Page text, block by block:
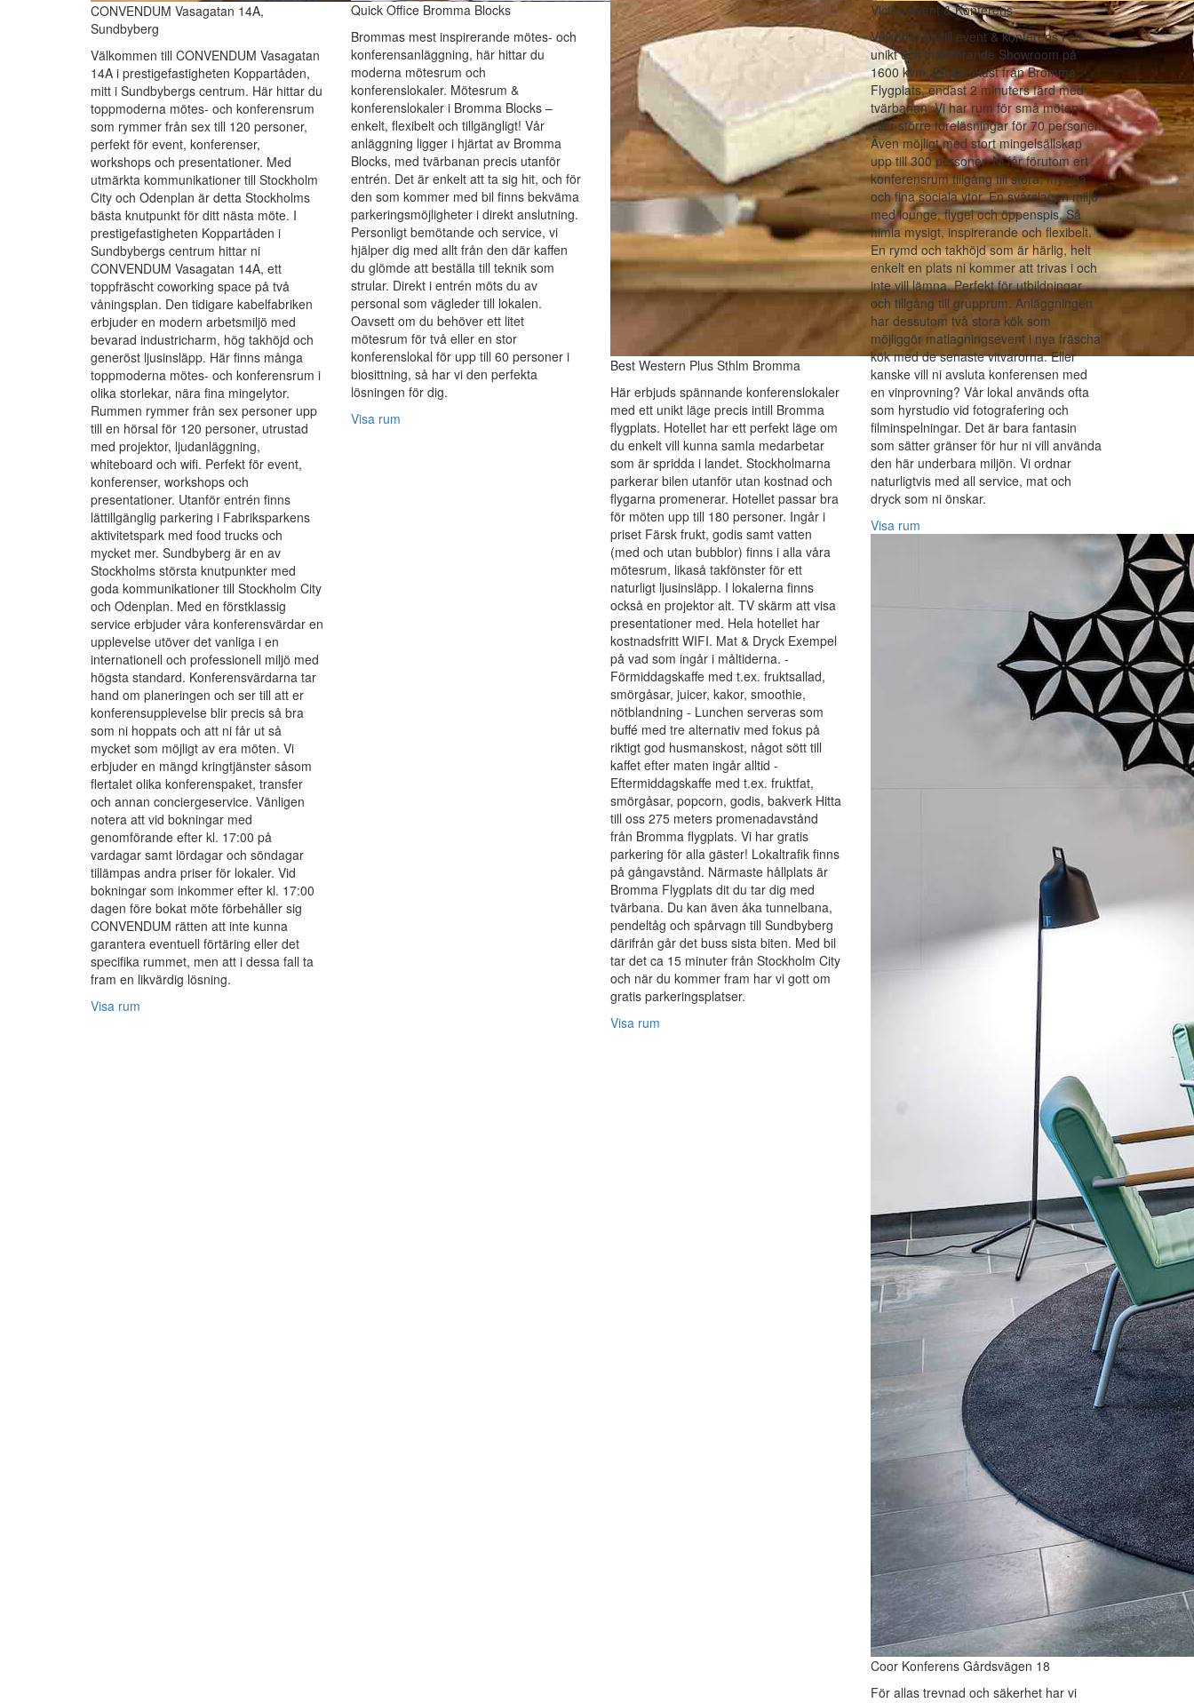
CONVENDUM Vasagatan 14A,
Sundbyberg
Välkommen till CONVENDUM Vasagatan
14A i prestigefastigheten Koppartåden,
mitt i Sundbybergs centrum. Här hittar du
toppmoderna mötes- och konferensrum
som rymmer från sex till 120 personer,
perfekt för event, konferenser,
workshops och presentationer. Med
utmärkta kommunikationer till Stockholm
City och Odenplan är detta Stockholms
bästa knutpunkt för ditt nästa möte. I
prestigefastigheten Koppartåden i
Sundbybergs centrum hittar ni
CONVENDUM Vasagatan 14A, ett
toppfräscht coworking space på två
våningsplan. Den tidigare kabelfabriken
erbjuder en modern arbetsmiljö med
bevarad industricharm, hög takhöjd och
generöst ljusinsläpp. Här finns många
toppmoderna mötes- och konferensrum i
olika storlekar, nära fina mingelytor.
Rummen rymmer från sex personer upp
till en hörsal för 120 personer, utrustad
med projektor, ljudanläggning,
whiteboard och wifi. Perfekt för event,
konferenser, workshops och
presentationer. Utanför entrén finns
lättillgänglig parkering i Fabriksparkens
aktivitetspark med food trucks och
mycket mer. Sundbyberg är en av
Stockholms största knutpunkter med
goda kommunikationer till Stockholm City
och Odenplan. Med en förstklassig
service erbjuder våra konferensvärdar en
upplevelse utöver det vanliga i en
internationell och professionell miljö med
högsta standard. Konferensvärdarna tar
hand om planeringen och ser till att er
konferensupplevelse blir precis så bra
som ni hoppats och att ni får ut så
mycket som möjligt av era möten. Vi
erbjuder en mängd kringtjänster såsom
flertalet olika konferenspaket, transfer
och annan conciergeservice. Vänligen
notera att vid bokningar med
genomförande efter kl. 17:00 på
vardagar samt lördagar och söndagar
tillämpas andra priser för lokaler. Vid
bokningar som inkommer efter kl. 17:00
dagen före bokat möte förbehåller sig
CONVENDUM rätten att inte kunna
garantera eventuell förtäring eller det
specifika rummet, men att i dessa fall ta
fram en likvärdig lösning.
Visa rum
Quick Office Bromma Blocks
Brommas mest inspirerande mötes- och
konferensanläggning, här hittar du
moderna mötesrum och
konferenslokaler. Mötesrum &
konferenslokaler i Bromma Blocks –
enkelt, flexibelt och tillgängligt! Vår
anläggning ligger i hjärtat av Bromma
Blocks, med tvärbanan precis utanför
entrén. Det är enkelt att ta sig hit, och för
den som kommer med bil finns bekväma
parkeringsmöjligheter i direkt anslutning.
Personligt bemötande och service, vi
hjälper dig med allt från den där kaffen
du glömde att beställa till teknik som
strular. Direkt i entrén möts du av
personal som vägleder till lokalen.
Oavsett om du behöver ett litet
mötesrum för två eller en stor
konferenslokal för upp till 60 personer i
biosittning, så har vi den perfekta
lösningen för dig.
Visa rum
Best Western Plus Sthlm Bromma
Här erbjuds spännande konferenslokaler
med ett unikt läge precis intill Bromma
flygplats. Hotellet har ett perfekt läge om
du enkelt vill kunna samla medarbetar
som är spridda i landet. Stockholmarna
parkerar bilen utanför utan kostnad och
flygarna promenerar. Hotellet passar bra
för möten upp till 180 personer. Ingår i
priset Färsk frukt, godis samt vatten
(med och utan bubblor) finns i alla våra
mötesrum, likaså takfönster för ett
naturligt ljusinsläpp. I lokalerna finns
också en projektor alt. TV skärm att visa
presentationer med. Hela hotellet har
kostnadsfritt WIFI. Mat & Dryck Exempel
på vad som ingår i måltiderna. -
Förmiddagskaffe med t.ex. fruktsallad,
smörgåsar, juicer, kakor, smoothie,
nötblandning - Lunchen serveras som
buffé med tre alternativ med fokus på
riktigt god husmanskost, något sött till
kaffet efter maten ingår alltid -
Eftermiddagskaffe med t.ex. fruktfat,
smörgåsar, popcorn, godis, bakverk Hitta
till oss 275 meters promenadavstånd
från Bromma flygplats. Vi har gratis
parkering för alla gäster! Lokaltrafik finns
på gångavstånd. Närmaste hållplats är
Bromma Flygplats dit du tar dig med
tvärbana. Du kan även åka tunnelbana,
pendeltåg och spårvagn till Sundbyberg
därifrån går det buss sista biten. Med bil
tar det ca 15 minuter från Stockholm City
och när du kommer fram har vi gott om
gratis parkeringsplatser.
Visa rum
Victrix Event & Konferens
Välkommen till event & konferens i ett
unikt och inspirerande Showroom på
1600 kvm. Ett stenkast från Bromma
Flygplats, endast 2 minuters färd med
tvärbanan. Vi har rum för små möten
eller större föreläsningar för 70 personer.
Även möjligt med stort mingelsällskap
upp till 300 personer. Ni får förutom ert
konferensrum tillgång till stora, mysiga
och fina sociala ytor. En svårslagen miljö
med lounge, flygel och öppenspis. Så
himla mysigt, inspirerande och flexibelt.
En rymd och takhöjd som är härlig, helt
enkelt en plats ni kommer att trivas i och
inte vill lämna. Perfekt för utbildningar
och tillgång till grupprum. Anläggningen
har dessutom två stora kök som
möjliggör matlagningsevent i nya fräscha
kök med de senaste vitvarorna. Eller
kanske vill ni avsluta konferensen med
en vinprovning? Vår lokal används ofta
som hyrstudio vid fotografering och
filminspelningar. Det är bara fantasin
som sätter gränser för hur ni vill använda
den här underbara miljön. Vi ordnar
naturligtvis med all service, mat och
dryck som ni önskar.
Visa rum
Coor Konferens Gårdsvägen 18
För allas trevnad och säkerhet har vi